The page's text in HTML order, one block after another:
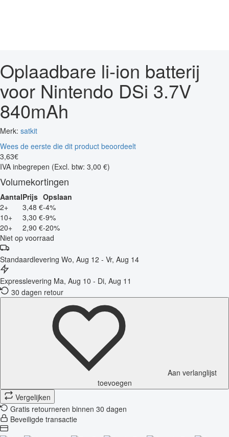
Oplaadbare li-ion batterij
voor Nintendo DSi 3.7V
840mAh
Merk: satkit
Wees de eerste die dit product beoordeelt
3,63€
IVA inbegrepen (Excl. btw: 3,00 €)
Volumekortingen
AantalPrijs Opslaan
2+
3,48 €-4%
10+
3,30 €-9%
20+
2,90 €-20%
Niet op voorraad
Standaardlevering Wo, Aug 12 - Vr, Aug 14
Expresslevering Ma, Aug 10 - Di, Aug 11
30 dagen retour
Aan verlanglijst
toevoegen
Vergelijken
Gratis retourneren binnen 30 dagen
Beveiligde transactie